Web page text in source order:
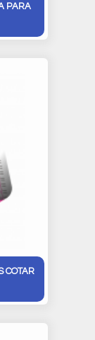
PARA
COTAR